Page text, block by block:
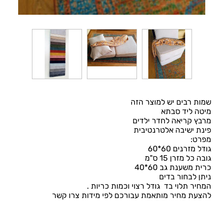
שמות רבים יש למוצר הזה
מיטה ליד סבתא
מרבץ קריאה לחדר ילדים
פינת ישיבה אלטרנטיבית
מפרט:
גודל מזרנים 60*60
גובה כל מזרן 15 ס"מ
כרית משענת גב 60*40
ניתן לבחור בדים
המחיר תלוי בד גודל רצוי וכמות כריות .
להצעת מחיר מותאמת עבורכם לפי מידות צרו קשר